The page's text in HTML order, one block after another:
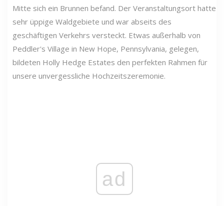
Mitte sich ein Brunnen befand. Der Veranstaltungsort hatte
sehr üppige Waldgebiete und war abseits des
geschäftigen Verkehrs versteckt. Etwas außerhalb von
Peddler's Village in New Hope, Pennsylvania, gelegen,
bildeten Holly Hedge Estates den perfekten Rahmen für
unsere unvergessliche Hochzeitszeremonie.
ad